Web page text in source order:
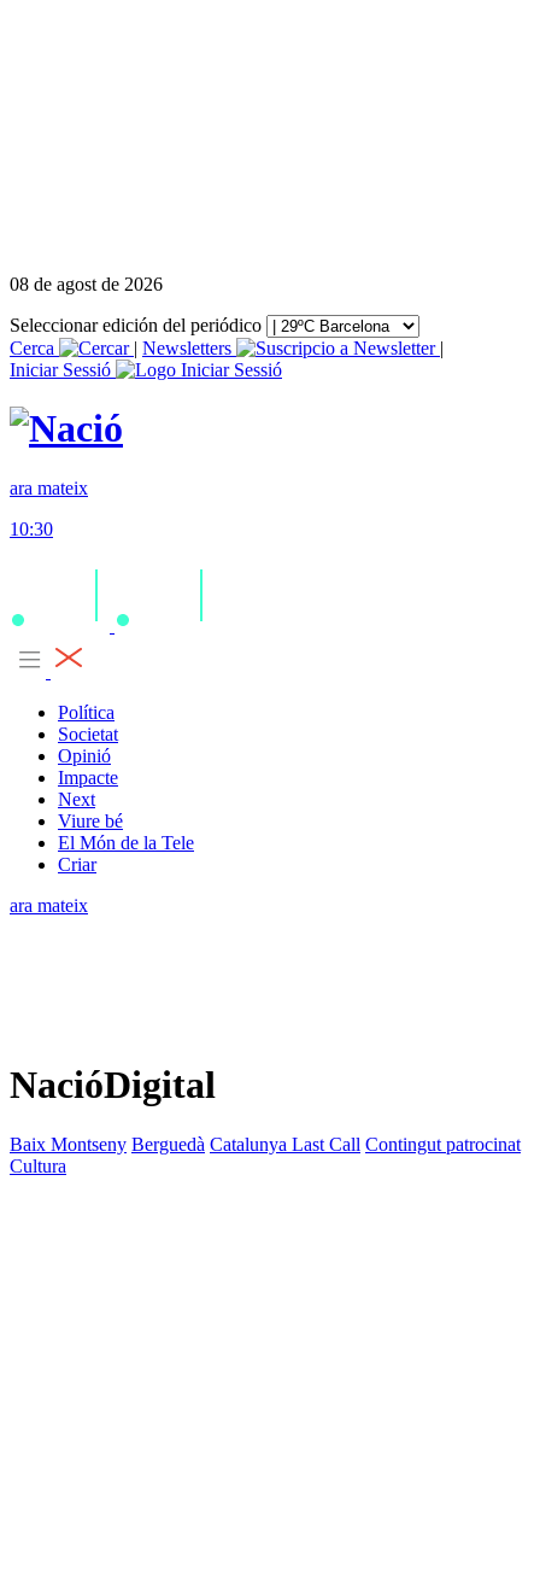
08 de agost de 2026
Seleccionar edición del periódico
Cerca
| Newsletters
|
Iniciar Sessió
ara mateix
10:30
Política
Societat
Opinió
Impacte
Next
Viure bé
El Món de la Tele
Criar
ara mateix
NacióDigital
Baix Montseny Berguedà Catalunya Last Call Contingut patrocinat
Cultura